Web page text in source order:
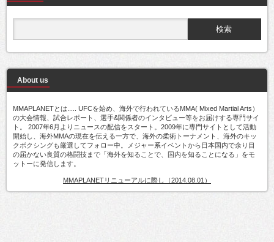
About us
MMAPLANETとは..... UFCを始め、海外で行われているMMA( Mixed Martial Arts）
の大会情報、試合レポート、選手&関係者のインタビュー等をお届けする専門サイ
ト。 2007年6月よりニュースの配信をスタート。2009年に専門サイトとして活動
開始し、海外MMAの現在を伝える一方で、海外の柔術トーナメント、海外のキッ
クボクシングも厳選してフォロー中。メジャー系イベントから日本国内で余り目
の届かない良質の格闘技まで「海外を知ることで、国内を知ることになる」をモ
ットーに発信します。
MMAPLANETリニューアルに際し（2014.08.01）